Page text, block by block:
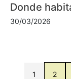
Donde
30/03/2026
1 2